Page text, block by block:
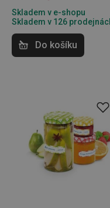
Skladem v e-shopu
Skladem v 126
Do košíku